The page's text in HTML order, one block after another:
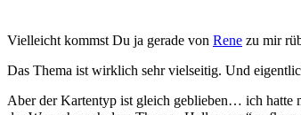
Vielleicht kommst Du ja gerade von Rene zu mir
Das Thema ist wirklich sehr vielseitig. Und
Aber der Kartentyp ist gleich geblieben… ich hatte